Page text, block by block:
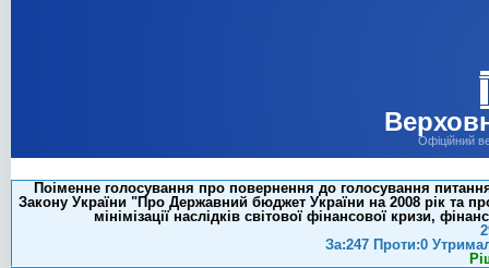
Офіційний
Поіменне голосування про повернення до голосування
Закону України "Про Державний бюджет України на 2008 рік та
мінімізації наслідків світової фінансової кризи,
За:247 Проти:0